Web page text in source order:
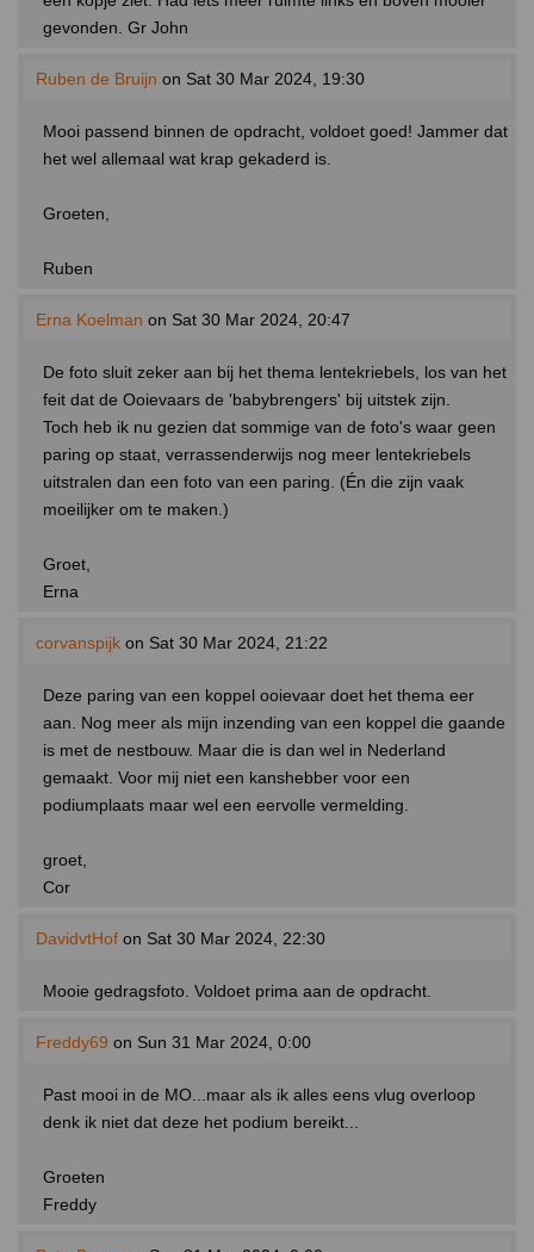
gevonden. Gr John
Ruben de Bruijn on Sat 30 Mar 2024, 19:30
Mooi passend binnen de opdracht, voldoet goed! Jammer dat
het wel allemaal wat krap gekaderd is.
Groeten,
Ruben
Erna Koelman on Sat 30 Mar 2024, 20:47
De foto sluit zeker aan bij het thema lentekriebels, los van het
feit dat de Ooievaars de 'babybrengers' bij uitstek zijn.
Toch heb ik nu gezien dat sommige van de foto's waar geen
paring op staat, verrassenderwijs nog meer lentekriebels
uitstralen dan een foto van een paring. (Én die zijn vaak
moeilijker om te maken.)
Groet,
Erna
corvanspijk on Sat 30 Mar 2024, 21:22
Deze paring van een koppel ooievaar doet het thema eer
aan. Nog meer als mijn inzending van een koppel die gaande
is met de nestbouw. Maar die is dan wel in Nederland
gemaakt. Voor mij niet een kanshebber voor een
podiumplaats maar wel een eervolle vermelding.
groet,
Cor
DavidvtHof on Sat 30 Mar 2024, 22:30
Mooie gedragsfoto. Voldoet prima aan de opdracht.
Freddy69 on Sun 31 Mar 2024, 0:00
Past mooi in de MO...maar als ik alles eens vlug overloop
denk ik niet dat deze het podium bereikt...
Groeten
Freddy